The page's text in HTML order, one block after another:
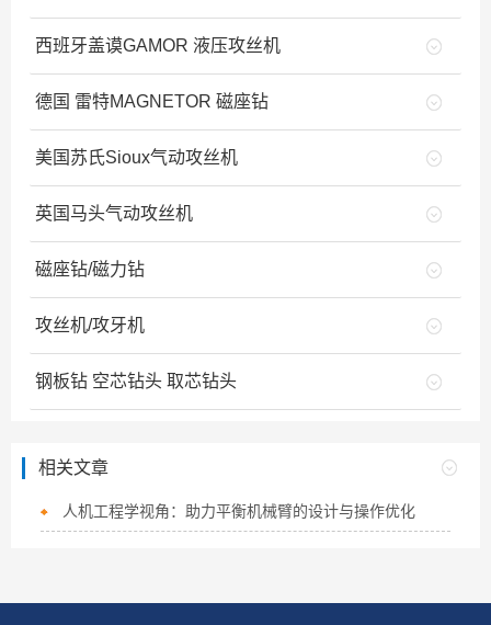
西班牙盖谟GAMOR 液压攻丝机
德国 雷特MAGNETOR 磁座钻
美国苏氏Sioux气动攻丝机
英国马头气动攻丝机
磁座钻/磁力钻
攻丝机/攻牙机
钢板钻 空芯钻头 取芯钻头
相关文章
人机工程学视角：助力平衡机械臂的设计与操作优化